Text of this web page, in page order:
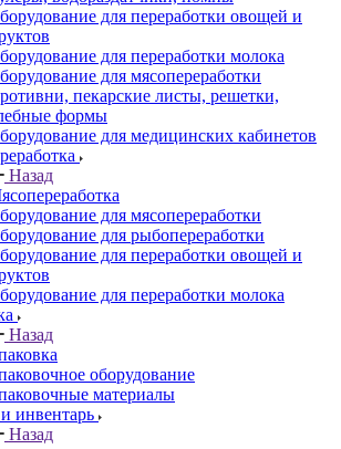
для переработки овощей и
для переработки молока
для мясопереработки
пекарские листы, решетки,
формы
для медицинских кабинетов
Назад
для мясопереработки
для рыбопереработки
для переработки овощей и
для переработки молока
Назад
оборудование
материалы
инвентарь
Назад